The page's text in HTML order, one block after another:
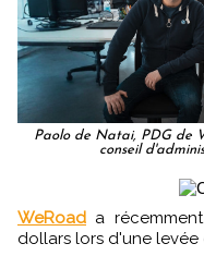
Paolo de Natai, PDG de
conseil
WeRoad a
dollars lors d'une levée